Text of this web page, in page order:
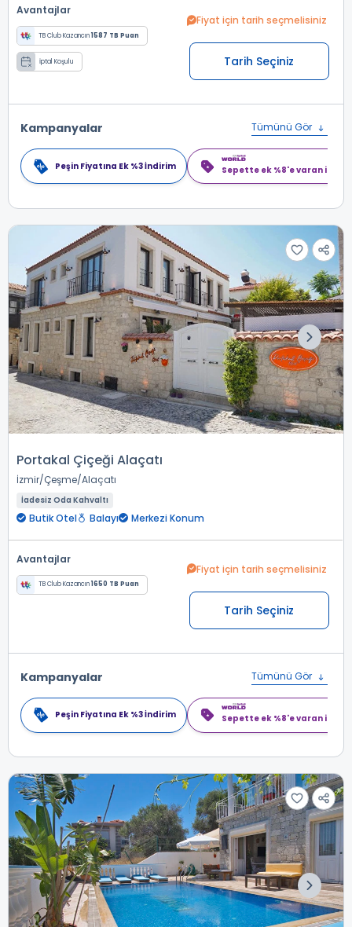
Avantajlar
TB Club Kazancın1587 TB Puan
İptal Koşulu
Fiyat için tarih seçmelisiniz
Tarih Seçiniz
Kampanyalar Tümünü Gör
Peşin Fiyatına Ek %3 İndirim Sepette ek %8'e varan
Portakal Çiçeği Alaçatı
İzmir Çeşme Alaçatı
İadesiz Oda Kahvaltı
Butik Otel Balayı Merkezi Konum
Avantajlar
TB Club Kazancın1650 TB Puan
Fiyat için tarih seçmelisiniz
Tarih Seçiniz
Kampanyalar Tümünü Gör
Peşin Fiyatına Ek %3 İndirim Sepette ek %8'e varan